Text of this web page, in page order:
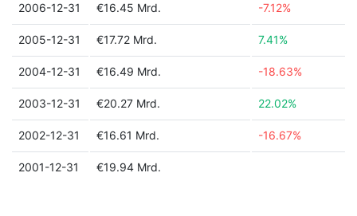
2006-12-31 €16.45 Mrd. -7.12%
2005-12-31 €17.72 Mrd. 7.41%
2004-12-31 €16.49 Mrd. -18.63%
2003-12-31 €20.27 Mrd. 22.02%
2002-12-31 €16.61 Mrd. -16.67%
2001-12-31 €19.94 Mrd.